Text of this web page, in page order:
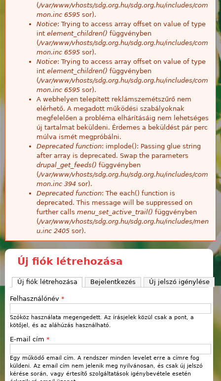
(/var/www/vhosts/sdg.org.hu/sdg.org.hu/includes/com
mon.inc 6595 sor).
Notice: Trying to access array offset on value of type
int element_children() függvényben
(/var/www/vhosts/sdg.org.hu/sdg.org.hu/includes/com
mon.inc 6595 sor).
Notice: Trying to access array offset on value of type
int element_children() függvényben
(/var/www/vhosts/sdg.org.hu/sdg.org.hu/includes/com
mon.inc 6595 sor).
A webhelyen telepített reklámszemétszűrő nem
elérhető. A megadott működési szabályoknak
megfelelően a probléma elhárításáig nem lehetséges
új tartalmat beküldeni. Érdemes a beküldést pár perc
múlva ismét megpróbálni.
Deprecated function: implode(): Passing glue string
after array is deprecated. Swap the parameters
drupal_get_feeds() függvényben
(/var/www/vhosts/sdg.org.hu/sdg.org.hu/includes/com
mon.inc 394 sor).
Deprecated function: The each() function is
deprecated. This message will be suppressed on
further calls menu_set_active_trail() függvényben
(/var/www/vhosts/sdg.org.hu/sdg.org.hu/includes/men
u.inc 2405 sor).
Új fiók létrehozása
Új fiók létrehozása (aktív fül)
Bejelentkezés Új jelszó igénylése
Felhasználónév *
Szóköz használata megengedett. Az írásjelek közül csak a pont, a
kötőjel, és az aláhúzás használható.
E-mail cím *
Egy működő email cím. A rendszer minden levelet erre a címre fog
küldeni. Az email cím nem jelenik meg nyilvánosan, és csak új jelszó
kérése során, vagy értesítő szolgáltatások igénybevétele esetén